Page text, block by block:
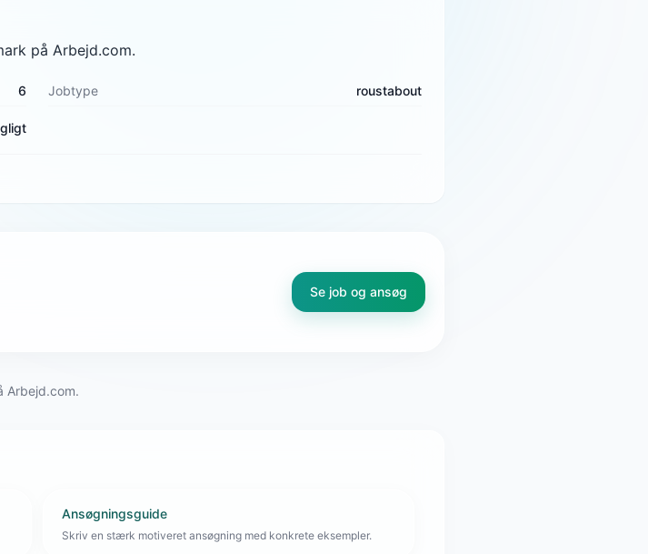
på Arbejd.com.
6 Jobtype roustabout
Se job og ansøg
Arbejd.com.
Ansøgningsguide
Skriv en stærk motiveret ansøgning med konkrete eksempler.